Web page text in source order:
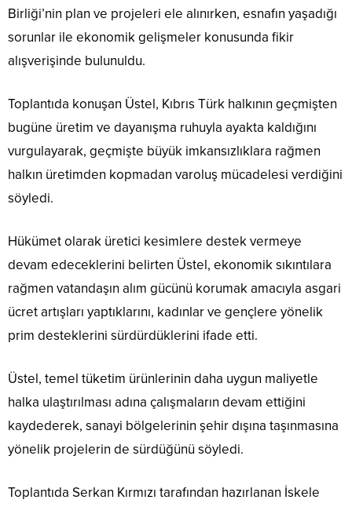
Birliği’nin plan ve projeleri ele alınırken, esnafın yaşadığı
sorunlar ile ekonomik gelişmeler konusunda fikir
alışverişinde bulunuldu.
Toplantıda konuşan Üstel, Kıbrıs Türk halkının geçmişten
bugüne üretim ve dayanışma ruhuyla ayakta kaldığını
vurgulayarak, geçmişte büyük imkansızlıklara rağmen
halkın üretimden kopmadan varoluş mücadelesi verdiğini
söyledi.
Hükümet olarak üretici kesimlere destek vermeye
devam edeceklerini belirten Üstel, ekonomik sıkıntılara
rağmen vatandaşın alım gücünü korumak amacıyla asgari
ücret artışları yaptıklarını, kadınlar ve gençlere yönelik
prim desteklerini sürdürdüklerini ifade etti.
Üstel, temel tüketim ürünlerinin daha uygun maliyetle
halka ulaştırılması adına çalışmaların devam ettiğini
kaydederek, sanayi bölgelerinin şehir dışına taşınmasına
yönelik projelerin de sürdüğünü söyledi.
Toplantıda Serkan Kırmızı tarafından hazırlanan İskele